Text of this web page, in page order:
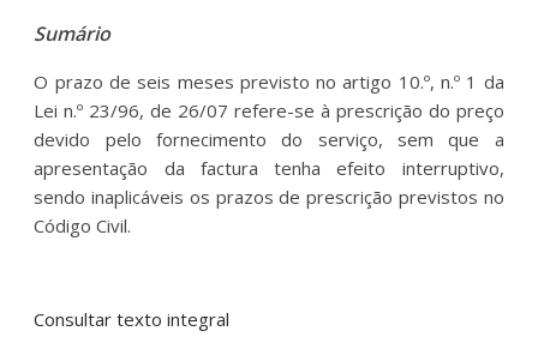
Sumário
O prazo de seis meses previsto no artigo 10.º, n.º 1 da
Lei n.º 23/96, de 26/07 refere-se à prescrição do preço
devido pelo fornecimento do serviço, sem que a
apresentação da factura tenha efeito interruptivo,
sendo inaplicáveis os prazos de prescrição previstos no
Código Civil.
Consultar texto integral